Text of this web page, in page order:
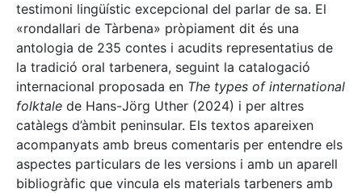
testimoni lingüístic excepcional del parlar de sa. El
«rondallari de Tàrbena» pròpiament dit és una
antologia de 235 contes i acudits representatius de
la tradició oral tarbenera, seguint la catalogació
internacional proposada en The types of international
folktale de Hans-Jörg Uther (2024) i per altres
catàlegs d’àmbit peninsular. Els textos apareixen
acompanyats amb breus comentaris per entendre els
aspectes particulars de les versions i amb un aparell
bibliogràfic que vincula els materials tarbeners amb